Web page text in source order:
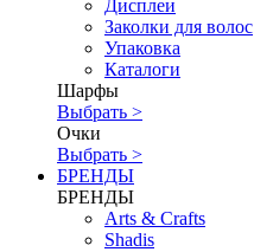
Дисплеи
Заколки для волос
Упаковка
Каталоги
Шарфы
Выбрать >
Очки
Выбрать >
БРЕНДЫ
БРЕНДЫ
Аrts & Сrafts
Shadis